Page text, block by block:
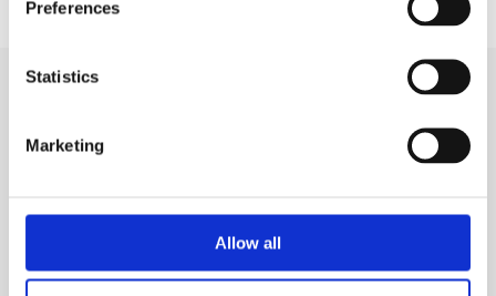
Preferences
Statistics
Marketing
Allow all
din forretning
vores møder, end da de kom. Det være sig ny viden,
værdifuld sparring eller nye, relevante relationer til
gavn for kommerciel aktivitet; helst det hele på én
gang.